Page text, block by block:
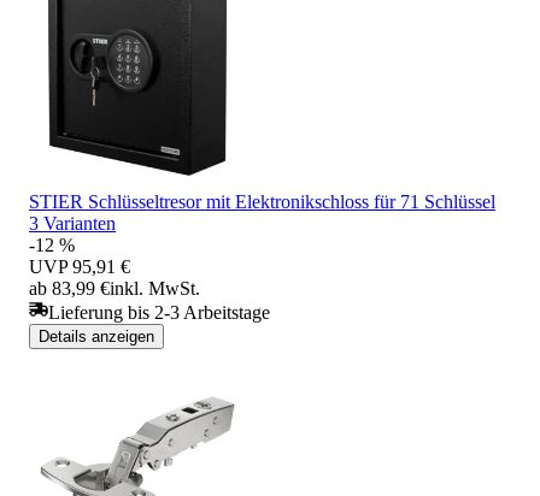
STIER Schlüsseltresor mit Elektronikschloss für 71 Schlüssel
3 Varianten
-12 %
UVP 95,91 €
ab 83,99 €inkl. MwSt.
Lieferung bis 2-3 Arbeitstage
Details anzeigen